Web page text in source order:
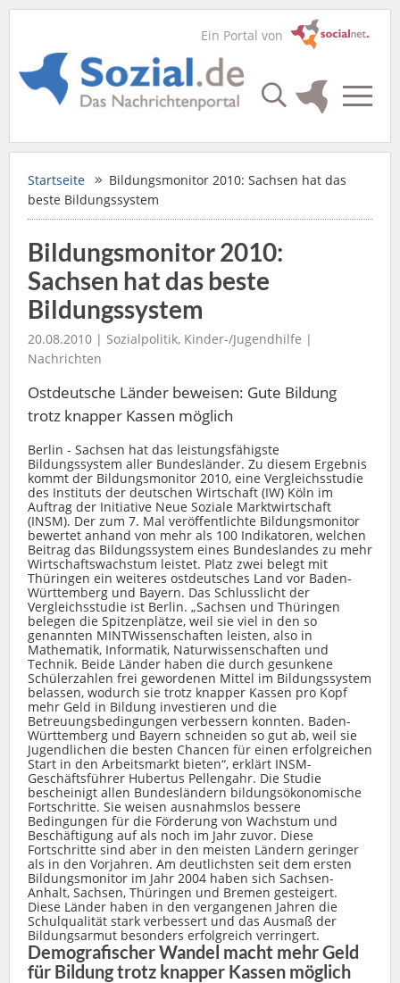
Ein Portal von
Startseite
Bildungsmonitor 2010: Sachsen hat das
beste Bildungssystem
Bildungsmonitor 2010:
Sachsen hat das beste
Bildungssystem
20.08.2010 | Sozialpolitik, Kinder-/Jugendhilfe |
Nachrichten
Ostdeutsche Länder beweisen: Gute Bildung
trotz knapper Kassen möglich
Berlin - Sachsen hat das leistungsfähigste
Bildungssystem aller Bundesländer. Zu diesem Ergebnis
kommt der Bildungsmonitor 2010, eine Vergleichsstudie
des Instituts der deutschen Wirtschaft (IW) Köln im
Auftrag der Initiative Neue Soziale Marktwirtschaft
(INSM). Der zum 7. Mal veröffentlichte Bildungsmonitor
bewertet anhand von mehr als 100 Indikatoren, welchen
Beitrag das Bildungssystem eines Bundeslandes zu mehr
Wirtschaftswachstum leistet. Platz zwei belegt mit
Thüringen ein weiteres ostdeutsches Land vor Baden-
Württemberg und Bayern. Das Schlusslicht der
Vergleichsstudie ist Berlin. „Sachsen und Thüringen
belegen die Spitzenplätze, weil sie viel in den so
genannten MINTWissenschaften leisten, also in
Mathematik, Informatik, Naturwissenschaften und
Technik. Beide Länder haben die durch gesunkene
Schülerzahlen frei gewordenen Mittel im Bildungssystem
belassen, wodurch sie trotz knapper Kassen pro Kopf
mehr Geld in Bildung investieren und die
Betreuungsbedingungen verbessern konnten. Baden-
Württemberg und Bayern schneiden so gut ab, weil sie
Jugendlichen die besten Chancen für einen erfolgreichen
Start in den Arbeitsmarkt bieten“, erklärt INSM-
Geschäftsführer Hubertus Pellengahr. Die Studie
bescheinigt allen Bundesländern bildungsökonomische
Fortschritte. Sie weisen ausnahmslos bessere
Bedingungen für die Förderung von Wachstum und
Beschäftigung auf als noch im Jahr zuvor. Diese
Fortschritte sind aber in den meisten Ländern geringer
als in den Vorjahren. Am deutlichsten seit dem ersten
Bildungsmonitor im Jahr 2004 haben sich Sachsen-
Anhalt, Sachsen, Thüringen und Bremen gesteigert.
Diese Länder haben in den vergangenen Jahren die
Schulqualität stark verbessert und das Ausmaß der
Bildungsarmut besonders erfolgreich verringert.
Demografischer Wandel macht mehr Geld
für Bildung trotz knapper Kassen möglich